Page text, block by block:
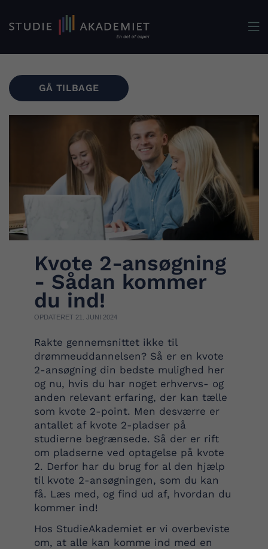

GÅ TILBAGE
Kvote 2-ansøgning
- Sådan kommer
du ind!
OPDATERET 21. JUNI 2024
Rakte gennemsnittet ikke til
drømmeuddannelsen? Så er en kvote
2-ansøgning din bedste mulighed her
og nu, hvis du har noget erhvervs- og
anden relevant erfaring, der kan tælle
som kvote 2-point. Men desværre er
antallet af kvote 2-pladser på
studierne begrænsede. Så der er rift
om pladserne ved optagelse på kvote
2. Derfor har du brug for al den hjælp
til kvote 2-ansøgningen, som du kan
få. Læs med, og find ud af, hvordan du
kommer ind!
Hos StudieAkademiet er vi overbeviste
om, at alle kan komme ind med en